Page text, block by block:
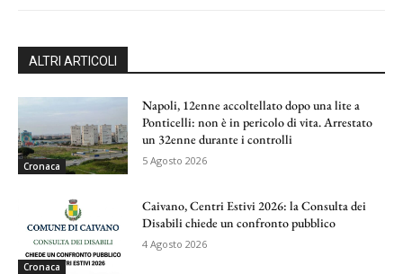
ALTRI ARTICOLI
Cronaca
Napoli, 12enne accoltellato dopo una lite a
Ponticelli: non è in pericolo di vita. Arrestato
un 32enne durante i controlli
5 Agosto 2026
Cronaca
Caivano, Centri Estivi 2026: la Consulta dei
Disabili chiede un confronto pubblico
4 Agosto 2026